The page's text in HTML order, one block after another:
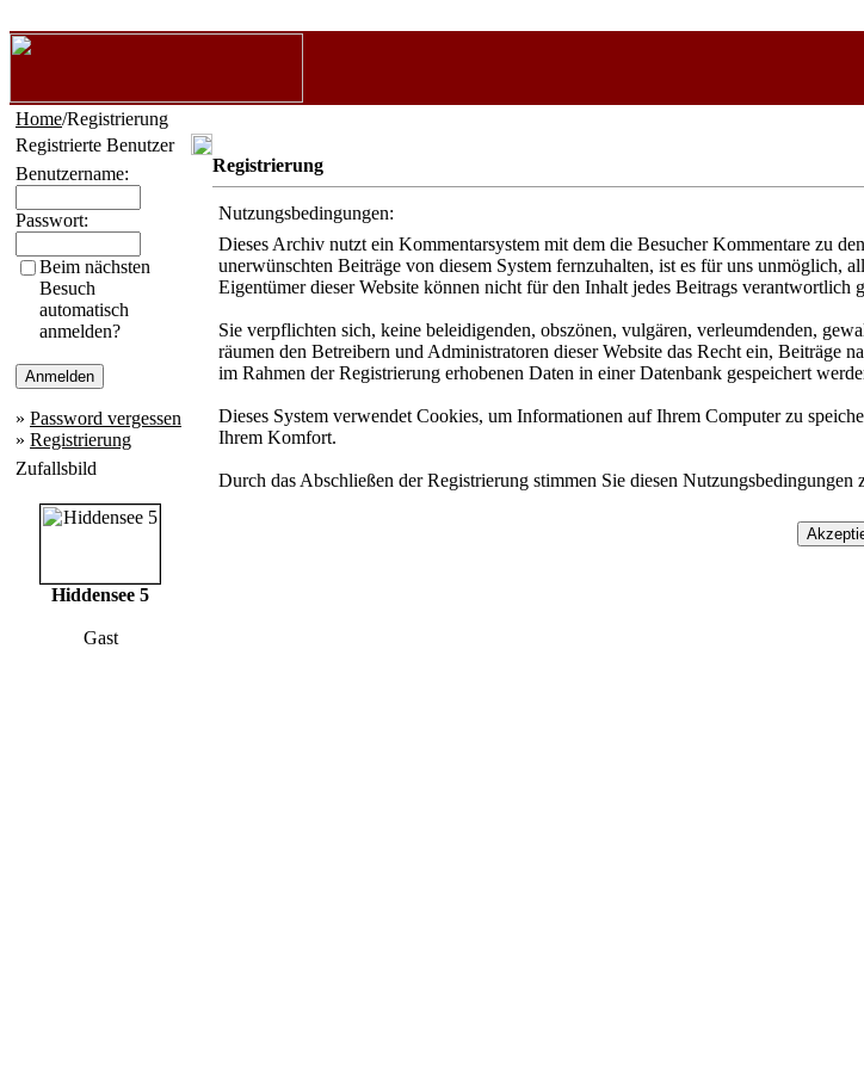
Home/Registrierung
Registrierte Benutzer
Benutzername:
Passwort:
Beim nächsten
Besuch
automatisch
anmelden?
» Password vergessen
» Registrierung
Zufallsbild
Hiddensee 5
Gast
Registrierung
Nutzungsbedingungen:
Dieses Archiv nutzt ein Kommentarsystem mit dem die Besucher Kommentare zu
unerwünschten Beiträge von diesem System fernzuhalten, ist es für uns unmöglich,
Eigentümer dieser Website können nicht für den Inhalt jedes Beitrags verantwortlich
Sie verpflichten sich, keine beleidigenden, obszönen, vulgären, verleumdenden,
räumen den Betreibern und Administratoren dieser Website das Recht ein, Beiträge
im Rahmen der Registrierung erhobenen Daten in einer Datenbank gespeichert
Dieses System verwendet Cookies, um Informationen auf Ihrem Computer zu
Ihrem Komfort.
Durch das Abschließen der Registrierung stimmen Sie diesen Nutzungsbedingungen